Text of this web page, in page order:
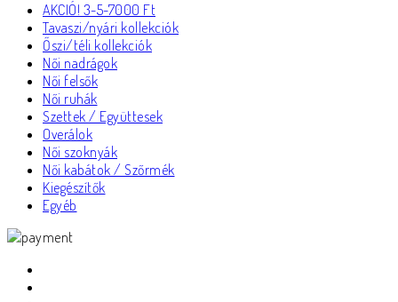
AKCIÓ! 3-5-7000 Ft
Tavaszi/nyári kollekciók
Őszi/téli kollekciók
Női nadrágok
Női felsők
Női ruhák
Szettek / Együttesek
Overálok
Női szoknyák
Női kabátok / Szőrmék
Kiegészítők
Egyéb